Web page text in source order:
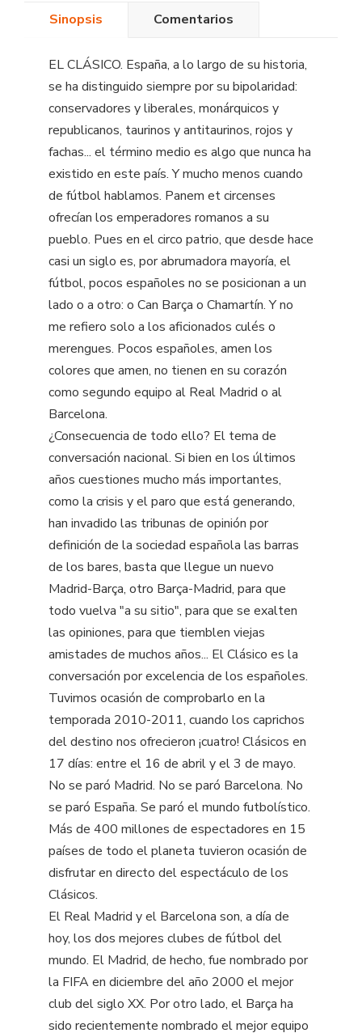
Sinopsis Comentarios
EL CLÁSICO. España, a lo largo de su historia,
se ha distinguido siempre por su bipolaridad:
conservadores y liberales, monárquicos y
republicanos, taurinos y antitaurinos, rojos y
fachas... el término medio es algo que nunca ha
existido en este país. Y mucho menos cuando
de fútbol hablamos. Panem et circenses
ofrecían los emperadores romanos a su
pueblo. Pues en el circo patrio, que desde hace
casi un siglo es, por abrumadora mayoría, el
fútbol, pocos españoles no se posicionan a un
lado o a otro: o Can Barça o Chamartín. Y no
me refiero solo a los aficionados culés o
merengues. Pocos españoles, amen los
colores que amen, no tienen en su corazón
como segundo equipo al Real Madrid o al
Barcelona.
¿Consecuencia de todo ello? El tema de
conversación nacional. Si bien en los últimos
años cuestiones mucho más importantes,
como la crisis y el paro que está generando,
han invadido las tribunas de opinión por
definición de la sociedad española las barras
de los bares, basta que llegue un nuevo
Madrid-Barça, otro Barça-Madrid, para que
todo vuelva "a su sitio", para que se exalten
las opiniones, para que tiemblen viejas
amistades de muchos años... El Clásico es la
conversación por excelencia de los españoles.
Tuvimos ocasión de comprobarlo en la
temporada 2010-2011, cuando los caprichos
del destino nos ofrecieron ¡cuatro! Clásicos en
17 días: entre el 16 de abril y el 3 de mayo.
No se paró Madrid. No se paró Barcelona. No
se paró España. Se paró el mundo futbolístico.
Más de 400 millones de espectadores en 15
países de todo el planeta tuvieron ocasión de
disfrutar en directo del espectáculo de los
Clásicos.
El Real Madrid y el Barcelona son, a día de
hoy, los dos mejores clubes de fútbol del
mundo. El Madrid, de hecho, fue nombrado por
la FIFA en diciembre del año 2000 el mejor
club del siglo XX. Por otro lado, el Barça ha
sido recientemente nombrado el mejor equipo